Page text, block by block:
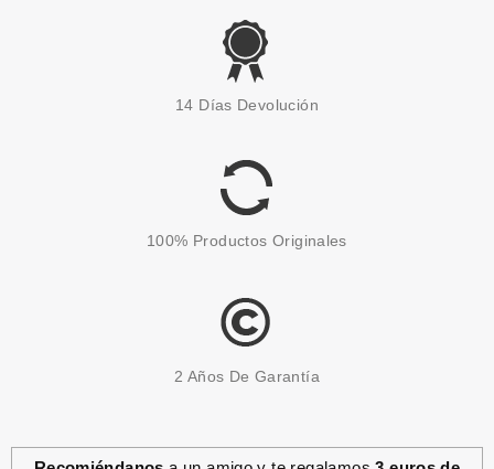
CND
PLUME 15ML
11.83€
14 Días Devolución
100% Productos Originales
2 Años De Garantía